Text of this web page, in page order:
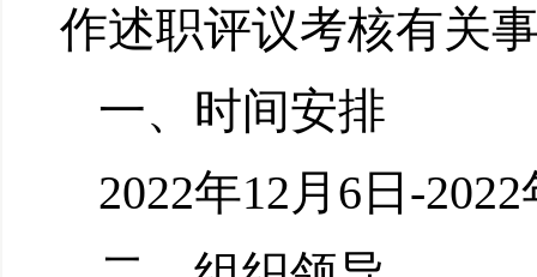
作述职评议考核有关
一、时间安排
2022年12月6日-